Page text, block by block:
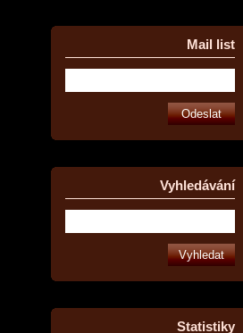
Mail list
Vyhledávání
Statistiky